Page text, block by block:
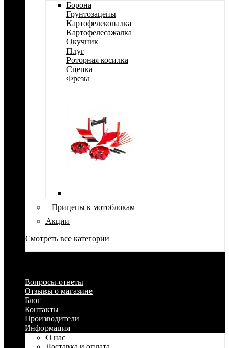
Борона
Грунтозацепы
Картофелекопалка
Картофелесажалка
Окучник
Плуг
Роторная косилка
Сцепка
Фрезы
Прицепы к мотоблокам
Акции
Смотреть все категории
Вопросы-ответы
Отзывы о магазине
Блог
Контакты
Производители
Информация
О нас